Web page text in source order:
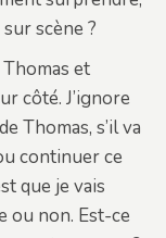
scène ?
Thomas et
côté. J’ignore
Thomas, s’il va
continuer ce
que je vais
ou non. Est-ce